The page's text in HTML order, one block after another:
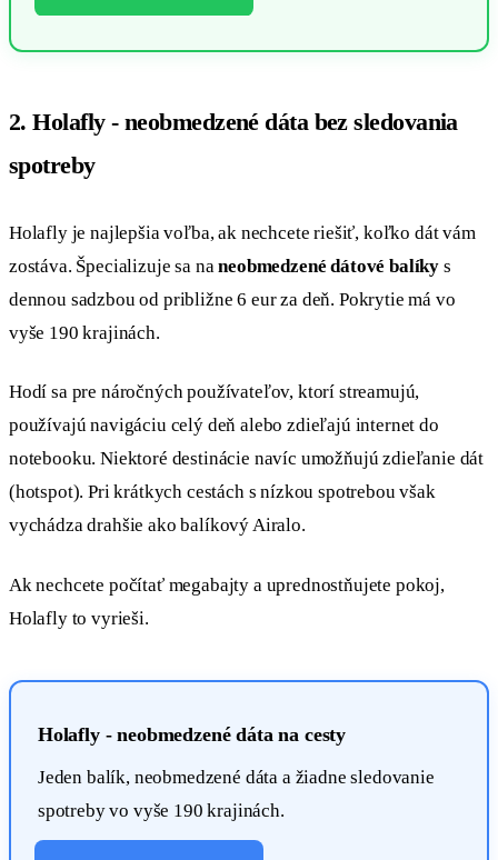
2. Holafly - neobmedzené dáta bez sledovania
spotreby
Holafly je najlepšia voľba, ak nechcete riešiť, koľko dát vám
zostáva. Špecializuje sa naneobmedzené dátové balíky s
dennou sadzbou od približne 6 eur za deň. Pokrytie má vo
vyše 190 krajinách.
Hodí sa pre náročných používateľov, ktorí streamujú,
používajú navigáciu celý deň alebo zdieľajú internet do
notebooku. Niektoré destinácie navíc umožňujú zdieľanie dát
(hotspot). Pri krátkych cestách s nízkou spotrebou však
vychádza drahšie ako balíkový Airalo.
Ak nechcete počítať megabajty a uprednostňujete pokoj,
Holafly to vyrieši.
Holafly - neobmedzené dáta na cesty
Jeden balík, neobmedzené dáta a žiadne sledovanie
spotreby vo vyše 190 krajinách.